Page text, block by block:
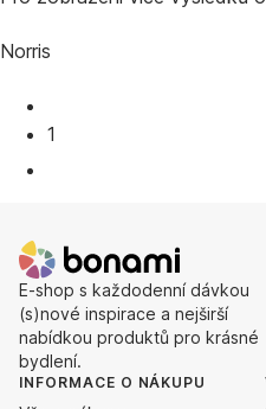
Norris
1
E-shop s každodenní dávkou
(s)nové inspirace a nejširší
nabídkou produktů pro krásné
bydlení.
INFORMACE O NÁKUPU